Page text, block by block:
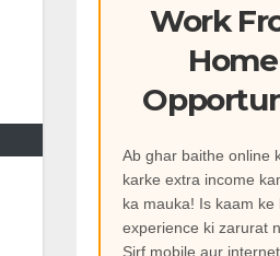
Work
Home
Ab ghar baithe online
karke extra income
ka mauka! Is kaam ke
experience ki zarurat
Sirf mobile aur